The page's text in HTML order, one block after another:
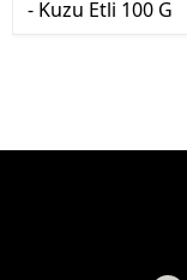
- Kuzu Etli 100 G